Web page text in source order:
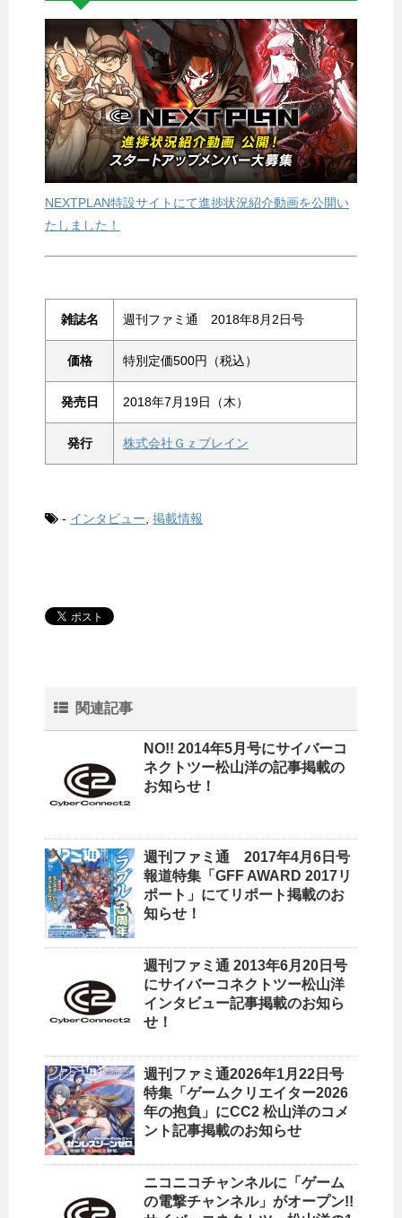
NEXTPLAN特設サイトにて進捗状況紹介動画を公開い
たしました！
雑誌名 週刊ファミ通 2018年8月2日号
価格 特別定価500円（税込）
発売日 2018年7月19日（木）
発行 株式会社Ｇｚブレイン
- インタビュー 掲載情報
関連記事
NO!! 2014年5月号にサイバーコ
ネクトツー松山洋の記事掲載の
お知らせ！
週刊ファミ通 2017年4月6日号
報道特集「GFF AWARD 2017リ
ポート」にてリポート掲載のお
知らせ！
週刊ファミ通 2013年6月20日号
にサイバーコネクトツー松山洋
インタビュー記事掲載のお知ら
せ！
週刊ファミ通2026年1月22日号
特集「ゲームクリエイター2026
年の抱負」にCC2 松山洋のコメ
ント記事掲載のお知らせ
ニコニコチャンネルに「ゲーム
の電撃チャンネル」がオープン!!